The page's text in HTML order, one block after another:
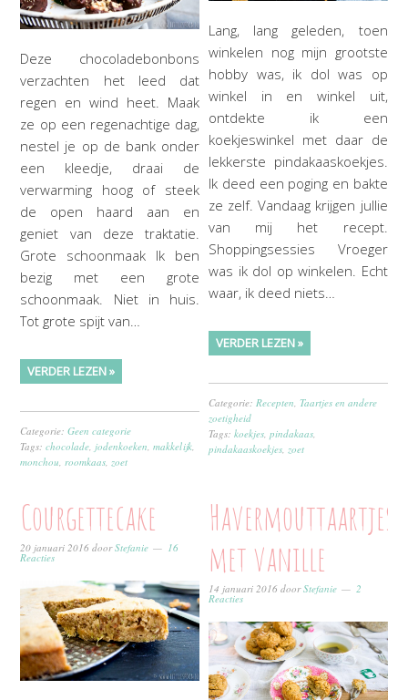
Deze chocoladebonbons
verzachten het leed dat
regen en wind heet. Maak
ze op een regenachtige dag,
nestel je op de bank onder
een kleedje, draai de
verwarming hoog of steek
de open haard aan en
geniet van deze traktatie.
Grote schoonmaak Ik ben
bezig met een grote
schoonmaak. Niet in huis.
Tot grote spijt van…
VERDER LEZEN »
Categorie:Geen categorie
Tags:chocolade jodenkoeken ,makkelijk
monchou roomkaas zoet
Lang, lang geleden, toen
winkelen nog mijn grootste
hobby was, ik dol was op
winkel in en winkel uit,
ontdekte ik een
koekjeswinkel met daar de
lekkerste pindakaaskoekjes.
Ik deed een poging en bakte
ze zelf. Vandaag krijgen jullie
van mij het recept.
Shoppingsessies Vroeger
was ik dol op winkelen. Echt
waar, ik deed niets…
VERDER LEZEN »
Categorie: Recepten ,Taartjes en andere
zoetigheid
Tags:koekjes ,pindakaas
pindakaaskoekjes zoet
Courgettecake
20 januari 2016 doorStefanie 16
Reacties
Havermouttaartjes
met vanille
14 januari 2016 doorStefanie 2
Reacties